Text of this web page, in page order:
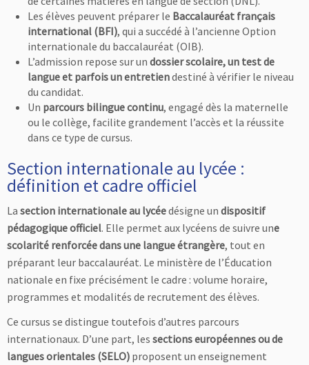
Les élèves peuvent préparer le Baccalauréat français
international (BFI), qui a succédé à l’ancienne Option
internationale du baccalauréat (OIB).
L’admission repose sur un dossier scolaire, un test de
langue et parfois un entretiendestiné à vérifier le niveau
du candidat.
Un parcours bilingue continu, engagé dès la maternelle
ou le collège, facilite grandement l’accès et la réussite
dans ce type de cursus.
Section internationale au lycée :
définition et cadre officiel
La section internationale au lycéedésigne un dispositif
pédagogique officiel. Elle permet aux lycéens de suivre une
scolarité renforcée dans une langue étrangère, tout en
préparant leur baccalauréat. Le ministère de l’Éducation
nationale en fixe précisément le cadre : volume horaire,
programmes et modalités de recrutement des élèves.
Ce cursus se distingue toutefois d’autres parcours
internationaux. D’une part, les sections européennes ou de
langues orientales (SELO) proposent un enseignement